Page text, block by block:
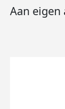
Aan eigen